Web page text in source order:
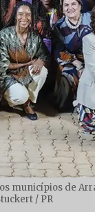
municípios de
/ PR